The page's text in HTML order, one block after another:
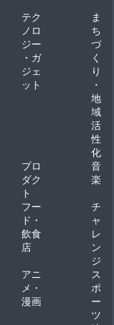
テク
ノロ
ジー
・ガ
ジェ
ット
ま
ち
づ
く
り
・
地
域
活
性
化
プロ
ダク
ト
音
楽
フー
ド・
飲食
店
チ
ャ
レ
ン
ジ
アニ
メ・
漫画
ス
ポ
ー
ツ